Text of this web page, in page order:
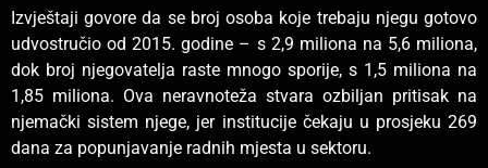
Izvještaji govore da se broj osoba koje trebaju njegu gotovo
udvostručio od 2015. godine – s 2,9 miliona na 5,6 miliona,
dok broj njegovatelja raste mnogo sporije, s 1,5 miliona na
1,85 miliona. Ova neravnoteža stvara ozbiljan pritisak na
njemački sistem njege, jer institucije čekaju u prosjeku 269
dana za popunjavanje radnih mjesta u sektoru.